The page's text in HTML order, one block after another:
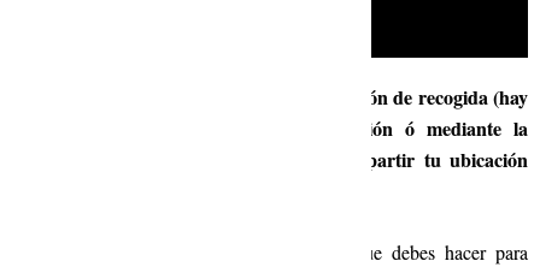
7- ¿Cómo pedir a la operadora una ubicación de recogida (hay
dos formas: mediante el link de ubicación ó mediante la
coordenada de la ubicación) y cómo compartir tu ubicación
7.1- En el siguiente video, te mostramos que debes hacer para